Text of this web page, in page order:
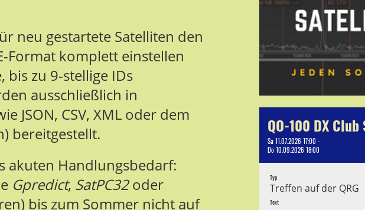
neu gestartete Satelliten den
Format komplett einstellen
bis zu 9-stellige IDs
ausschließlich in
JSON, CSV, XML oder dem
bereitgestellt.
akuten Handlungsbedarf:
Gpredict, SatPC32oder
bis zum Sommer nicht auf
QO-100 DX
Sa 11.07.2026 17:00 -
Do 10.09.2026 18:00
Typ
Treffen auf der QRG
Text